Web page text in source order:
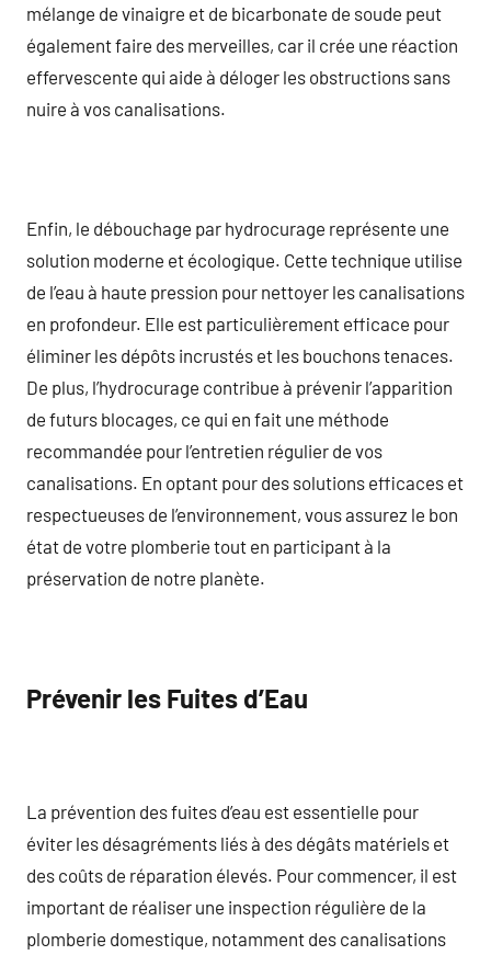
mélange de vinaigre et de bicarbonate de soude peut
également faire des merveilles, car il crée une réaction
effervescente qui aide à déloger les obstructions sans
nuire à vos canalisations.
Enfin, le débouchage par hydrocurage représente une
solution moderne et écologique. Cette technique utilise
de l’eau à haute pression pour nettoyer les canalisations
en profondeur. Elle est particulièrement efficace pour
éliminer les dépôts incrustés et les bouchons tenaces.
De plus, l’hydrocurage contribue à prévenir l’apparition
de futurs blocages, ce qui en fait une méthode
recommandée pour l’entretien régulier de vos
canalisations. En optant pour des solutions efficaces et
respectueuses de l’environnement, vous assurez le bon
état de votre plomberie tout en participant à la
préservation de notre planète.
Prévenir les Fuites d’Eau
La prévention des fuites d’eau est essentielle pour
éviter les désagréments liés à des dégâts matériels et
des coûts de réparation élevés. Pour commencer, il est
important de réaliser une inspection régulière de la
plomberie domestique, notamment des canalisations